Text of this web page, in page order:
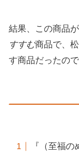
結果、この商品
すすむ商品で、
す商品だったの
『（至福